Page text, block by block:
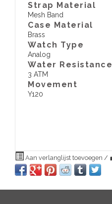
Strap Material
Mesh Band
Case Material
Brass
Watch Type
Analog
Water Resistance
3 ATM
Movement
Y120
Aan verlanglijst toevoegen /